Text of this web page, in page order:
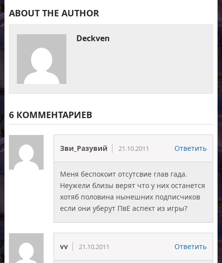
ABOUT THE AUTHOR
Deckven
6 КОММЕНТАРИЕВ
Зви_Разувий 21.10.2011 Ответить
Меня беспокоит отсутсвие глав гада.
Неужели близы верят что у них останется
хотяб половина нынешних подписчиков
если они уберут ПвЕ аспект из игры?
vv 21.10.2011 Ответить